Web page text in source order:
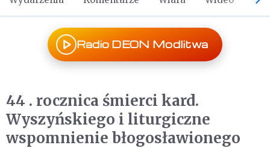
Radio DEON Modlitwa
44 . rocznica śmierci kard.
Wyszyńskiego i liturgiczne
wspomnienie błogosławionego